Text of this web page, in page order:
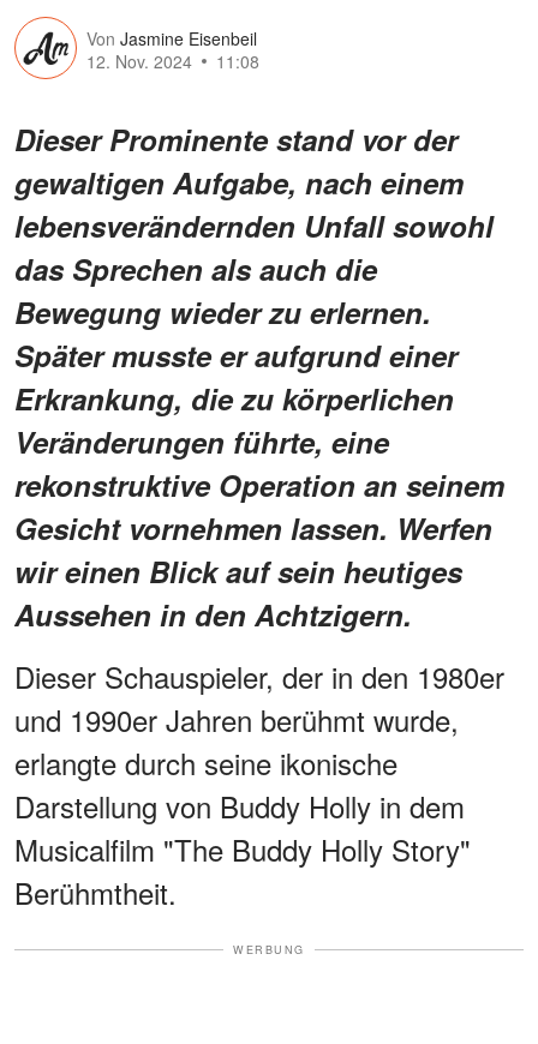
Von Jasmine Eisenbeil
12. Nov. 2024
11:08
Dieser Prominente stand vor der
gewaltigen Aufgabe, nach einem
lebensverändernden Unfall sowohl
das Sprechen als auch die
Bewegung wieder zu erlernen.
Später musste er aufgrund einer
Erkrankung, die zu körperlichen
Veränderungen führte, eine
rekonstruktive Operation an seinem
Gesicht vornehmen lassen. Werfen
wir einen Blick auf sein heutiges
Aussehen in den Achtzigern.
Dieser Schauspieler, der in den 1980er
und 1990er Jahren berühmt wurde,
erlangte durch seine ikonische
Darstellung von Buddy Holly in dem
Musicalfilm "The Buddy Holly Story"
Berühmtheit.
WERBUNG